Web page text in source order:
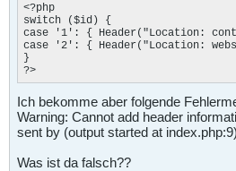
<?php
switch ($id) {
case '1': { Header("Location:
case '2': { Header("Location:
}
?>
Ich bekomme aber folgende
Warning: Cannot add header
sent by (output started at
Was ist da falsch??